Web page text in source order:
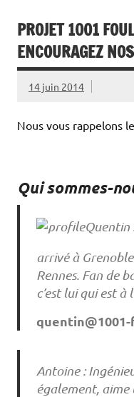
PROJET 1001
ENCOURAGEZ
14 juin 2014
Nous vous rappelons
Qui sommes-
Quentin
arrivé à
Rennes. Fan de
c’est lui qui est à
Antoine :
également, aime